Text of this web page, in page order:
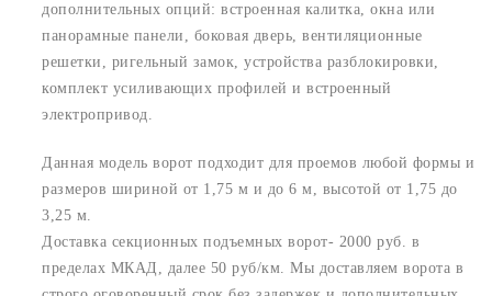
дополнительных опций: встроенная калитка, окна или
панорамные панели, боковая дверь, вентиляционные
решетки, ригельный замок, устройства разблокировки,
комплект усиливающих профилей и встроенный
электропривод.
Данная модель ворот подходит для проемов любой формы и
размеров шириной от 1,75 м и до 6 м, высотой от 1,75 до
3,25 м.
Доставка секционных подъемных ворот- 2000 руб. в
пределах МКАД, далее 50 руб/км. Мы доставляем ворота в